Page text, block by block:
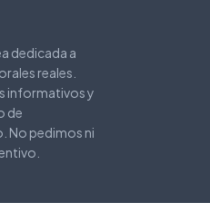
dedicada a
reales.
informativos y
de
No pedimos ni